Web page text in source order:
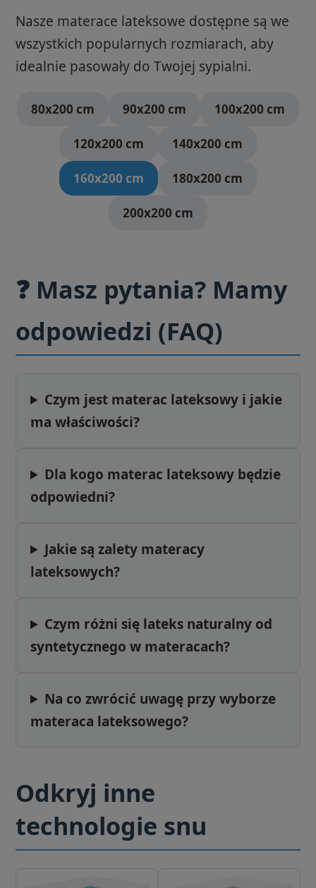
Nasze materace lateksowe dostępne są we
wszystkich popularnych rozmiarach, aby
idealnie pasowały do Twojej sypialni.
80x200 cm 90x200 cm 100x200 cm
120x200 cm 140x200 cm
160x200 cm 180x200 cm
200x200 cm
❓ Masz pytania? Mamy
odpowiedzi (FAQ)
Czym jest materac lateksowy i jakie
ma właściwości?
Dla kogo materac lateksowy będzie
odpowiedni?
Jakie są zalety materacy
lateksowych?
Czym różni się lateks naturalny od
syntetycznego w materacach?
Na co zwrócić uwagę przy wyborze
materaca lateksowego?
Odkryj inne
technologie snu